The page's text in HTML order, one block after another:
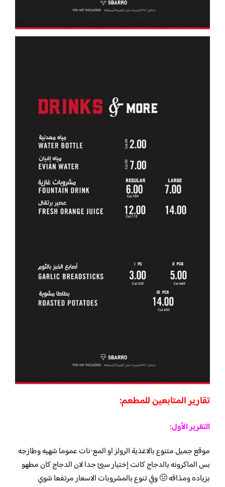
تقارير المتابعين للمطعم:
التقرير الأول:
موقع جميل متنوع بالاغذية الرولز او المع٠نات عموما شهيه وطازجه
بس الماكرونه بالدجاج كانت إختيار سيئ جدا لان الدجاج كان مطهو
بزياده ومذاقه 🤢 وفي تنوع بالمشروبات الاسعار مرتفعا شوي